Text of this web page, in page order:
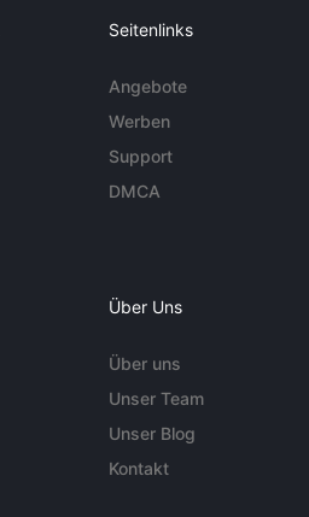
Seitenlinks
Angebote
Werben
Support
DMCA
Über Uns
Über uns
Unser Team
Unser Blog
Kontakt